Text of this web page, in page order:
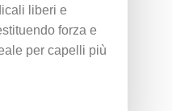
liberi e
forza e
per capelli più